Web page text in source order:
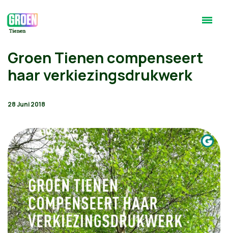
Groen Tienen compenseert
haar verkiezingsdrukwerk
28 Juni 2018